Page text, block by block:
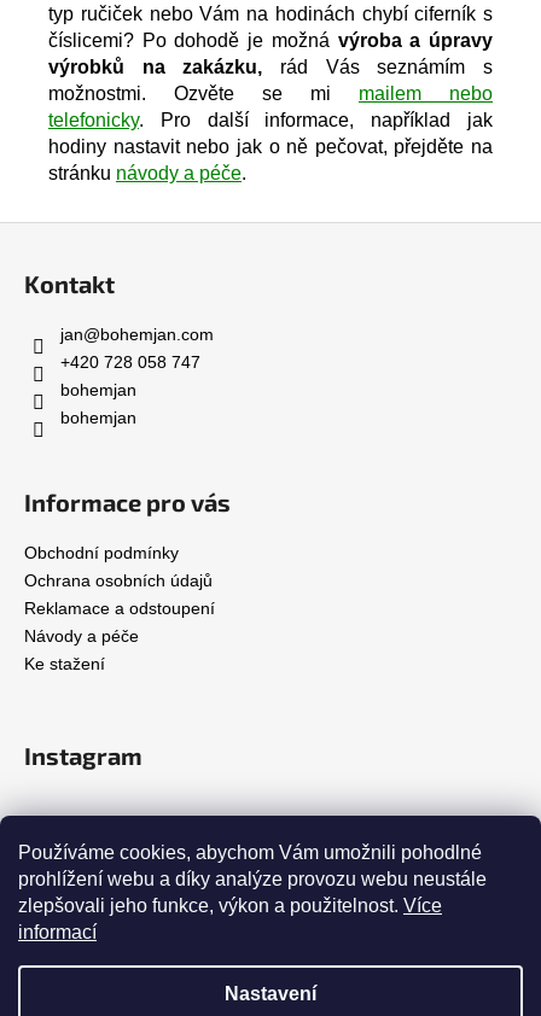
Používáme cookies, abychom Vám umožnili pohodlné
prohlížení webu a díky analýze provozu webu neustále
zlepšovali jeho funkce, výkon a použitelnost. Více
informací
Nastavení
typ ručiček nebo Vám na hodinách chybí ciferník s
číslicemi? Po dohodě je možná výroba a úpravy
výrobků na zakázku, rád Vás seznámím s
možnostmi. Ozvěte se mi mailem nebo
telefonicky. Pro další informace, například jak
hodiny nastavit nebo jak o ně pečovat, přejděte na
stránku návody a péče.
Kontakt
jan@bohemjan.com
+420 728 058 747
bohemjan
bohemjan
Informace pro vás
Obchodní podmínky
Ochrana osobních údajů
Reklamace a odstoupení
Návody a péče
Ke stažení
Instagram
Přijímáme online platby